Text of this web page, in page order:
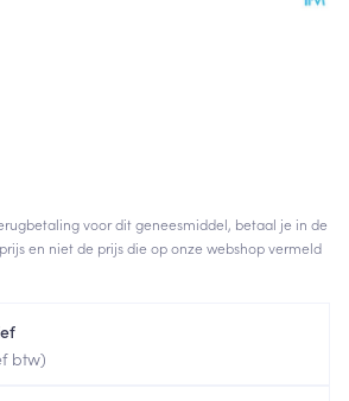
voor dit geneesmiddel, betaal je in de
en niet de prijs die op onze webshop vermeld
btw)